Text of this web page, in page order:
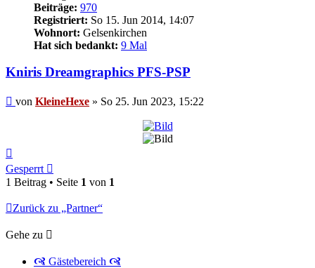
Beiträge: 970
Registriert: So 15. Jun 2014, 14:07
Wohnort: Gelsenkirchen
Hat sich bedankt: 9 Mal
Kniris Dreamgraphics PFS-PSP
Beitrag
von KleineHexe » So 25. Jun 2023, 15:22
oben
Gesperrt
1 Beitrag • Seite 1 von 1
Zurück zu „Partner“
Gehe zu
🙧 Gästebereich 🙧